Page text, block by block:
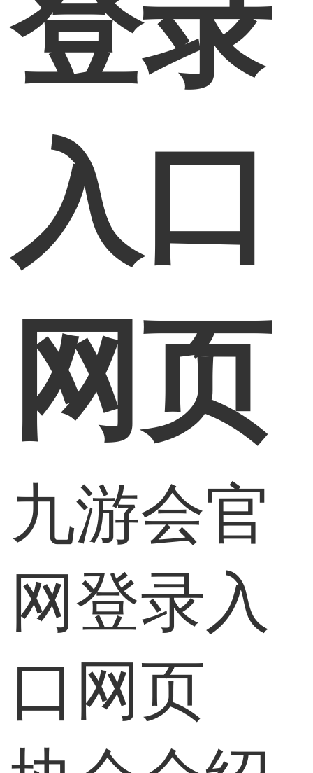
入口
网页
九游会官
网登录入
口网页